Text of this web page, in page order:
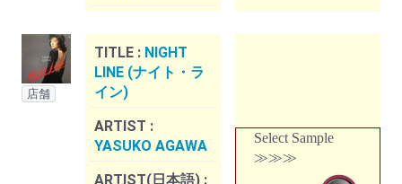
店舗
TITLE : NIGHT
LINE (ナイト・ラ
イン)
ARTIST :
YASUKO AGAWA
ARTIST(日本語) :
Select Sample
≫≫≫